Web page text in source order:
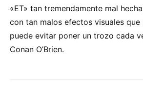
«ET» tan tremendamente mal
con tan malos efectos visuales que
puede evitar poner un trozo cada
Conan O’Brien.